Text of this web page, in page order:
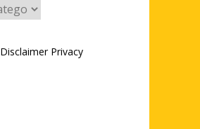
Disclaimer Privacy